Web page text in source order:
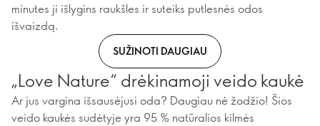
minutes ji išlygins raukšles ir suteiks putlesnės odos
išvaizdą.
SUŽINOTI DAUGIAU
„Love Nature“ drėkinamoji veido kaukė
Ar jus vargina išsausėjusi oda? Daugiau nė žodžio! Šios
veido kaukės sudėtyje yra 95 % natūralios kilmės